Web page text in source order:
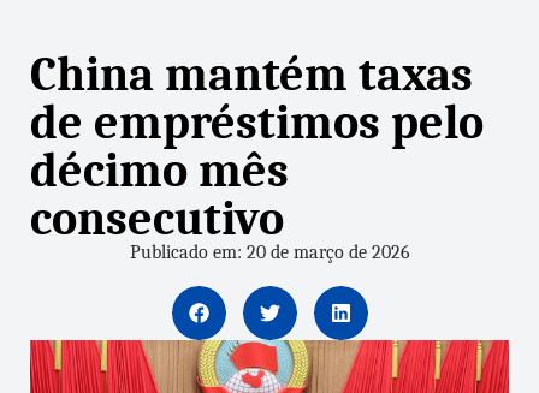
China mantém taxas
de empréstimos pelo
décimo mês
consecutivo
Publicado em: 20 de março de 2026